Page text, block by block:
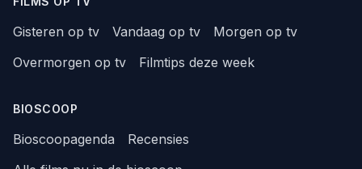
Gisteren op tv Vandaag op tv
Morgen op tv
Overmorgen op tv
Filmtips deze week
BIOSCOOP
Bioscoopagenda
Recensies